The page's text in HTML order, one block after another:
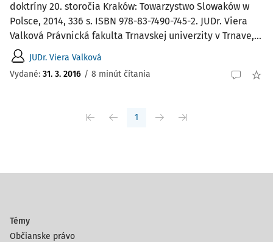
doktríny 20. storočia Kraków: Towarzystwo Slowaków w
Polsce, 2014, 336 s. ISBN 978-83-7490-745-2. JUDr. Viera
Valková Právnická fakulta Trnavskej univerzity v Trnave,...
JUDr. Viera Valková
Vydané: 31. 3. 2016 / 8 minút čítania
1
Témy
Občianske právo